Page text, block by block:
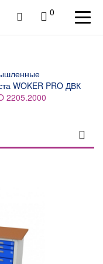
0
WOKER PRO ДВК
2205.2000
WOKER PRO
SMART ДВК